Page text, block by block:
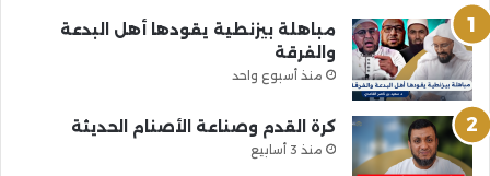
مباهلة بيزنطية يقودها أهل البدعة
والفرقة
منذ أسبوع واحد
كرة القدم وصناعة الأصنام الحديثة
منذ 3 أسابيع